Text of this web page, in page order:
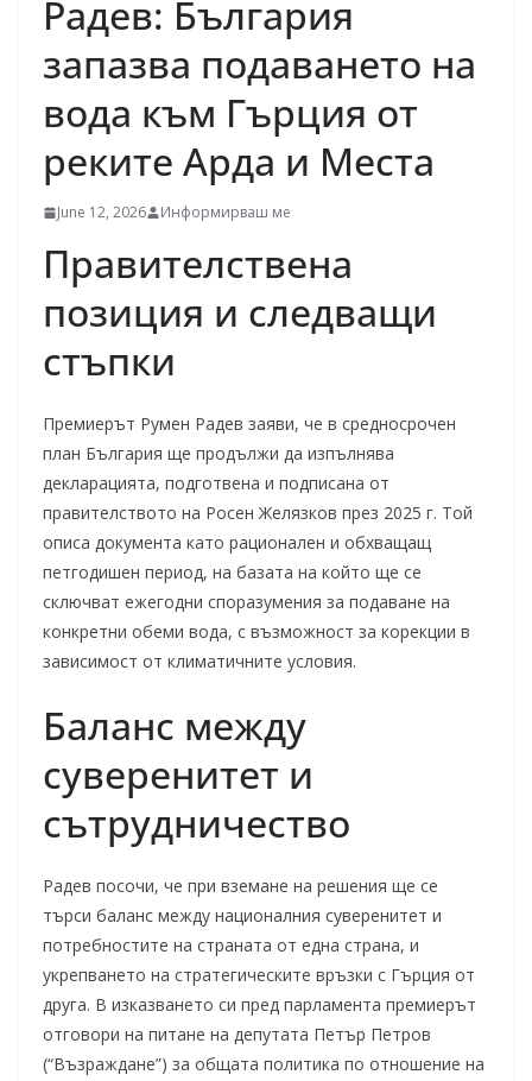
Радев: България
запазва подаването на
вода към Гърция от
реките Арда и Места
June 12, 2026 Информирваш ме
Правителствена
позиция и следващи
стъпки
Премиерът Румен Радев заяви, че в средносрочен
план България ще продължи да изпълнява
декларацията, подготвена и подписана от
правителството на Росен Желязков през 2025 г. Той
описа документа като рационален и обхващащ
петгодишен период, на базата на който ще се
сключват ежегодни споразумения за подаване на
конкретни обеми вода, с възможност за корекции в
зависимост от климатичните условия.
Баланс между
суверенитет и
сътрудничество
Радев посочи, че при вземане на решения ще се
търси баланс между националния суверенитет и
потребностите на страната от една страна, и
укрепването на стратегическите връзки с Гърция от
друга. В изказването си пред парламента премиерът
отговори на питане на депутата Петър Петров
(“Възраждане”) за общата политика по отношение на